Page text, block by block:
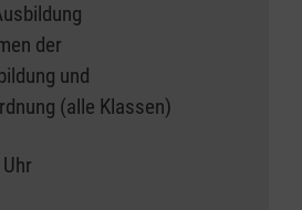
der
und
(alle Klassen)